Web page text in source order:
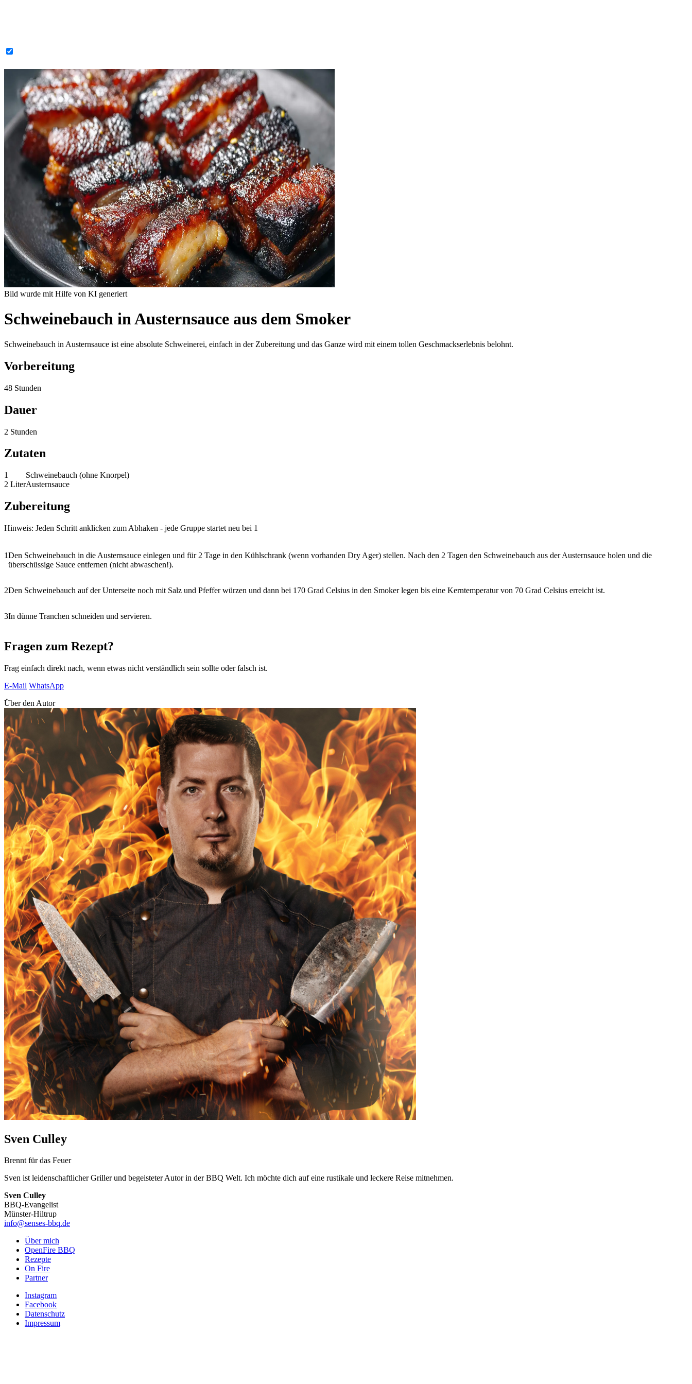
Bild wurde mit Hilfe von KI generiert
Schweinebauch in Austernsauce aus dem Smoker
Schweinebauch in Austernsauce ist eine absolute Schweinerei, einfach in der Zubereitung und das Ganze wird mit einem tollen Geschmackserlebnis belohnt.
Vorbereitung
48 Stunden
Dauer
2 Stunden
Zutaten
1 Schweinebauch (ohne Knorpel)
2 LiterAusternsauce
Zubereitung
Hinweis: Jeden Schritt anklicken zum Abhaken - jede Gruppe startet neu bei 1
1Den Schweinebauch in die Austernsauce einlegen und für 2 Tage in den Kühlschrank (wenn vorhanden Dry Ager) stellen. Nach den 2 Tagen den Schweinebauch aus der Austernsauce holen und die
überschüssige Sauce entfernen (nicht abwaschen!).
2Den Schweinebauch auf der Unterseite noch mit Salz und Pfeffer würzen und dann bei 170 Grad Celsius in den Smoker legen bis eine Kerntemperatur von 70 Grad Celsius erreicht ist.
3In dünne Tranchen schneiden und servieren.
Fragen zum Rezept?
Frag einfach direkt nach, wenn etwas nicht verständlich sein sollte oder falsch ist.
E-Mail WhatsApp
Über den Autor
Sven Culley
Brennt für das Feuer
Sven ist leidenschaftlicher Griller und begeisteter Autor in der BBQ Welt. Ich möchte dich auf eine rustikale und leckere Reise mitnehmen.
Sven Culley
BBQ-Evangelist
Münster-Hiltrup
info@senses-bbq.de
Über mich
OpenFire BBQ
Rezepte
On Fire
Partner
Instagram
Facebook
Datenschutz
Impressum